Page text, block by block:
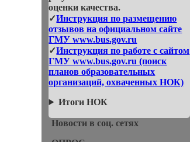
оценки качества.
✓Инструкция по размещению
отзывов на официальном сайте
ГМУ www.bus.gov.ru
✓Инструкция по работе с сайтом
ГМУ www.bus.gov.ru (поиск
планов образовательных
организаций, охваченных НОК)
Итоги НОК
Новости в соц. сетях